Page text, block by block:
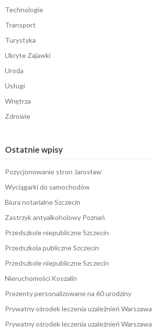
Technologie
Transport
Turystyka
Ukryte Zajawki
Uroda
Usługi
Wnętrza
Zdrowie
Ostatnie wpisy
Pozycjonowanie stron Jarosław
Wyciągarki do samochodów
Biura notarialne Szczecin
Zastrzyk antyalkoholowy Poznań
Przedszkole niepubliczne Szczecin
Przedszkola publiczne Szczecin
Przedszkole niepubliczne Szczecin
Nieruchomości Koszalin
Prezenty personalizowane na 60 urodziny
Prywatny ośrodek leczenia uzależnień Warszawa
Prywatny ośrodek leczenia uzależnień Warszawa